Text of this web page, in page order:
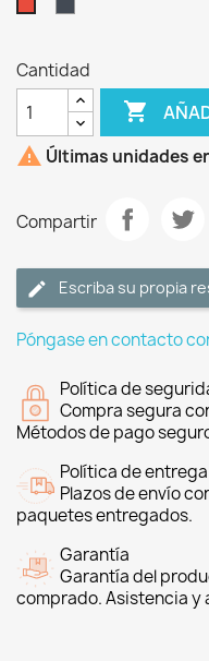
Cantidad

 Últimas unidades
Compartir
Escriba su propia
Póngase en contacto
Política de
Compra segura
Métodos de pago
Política de entrega
Plazos de envío
paquetes entregados.
Garantía
Garantía del
comprado. Asistencia y